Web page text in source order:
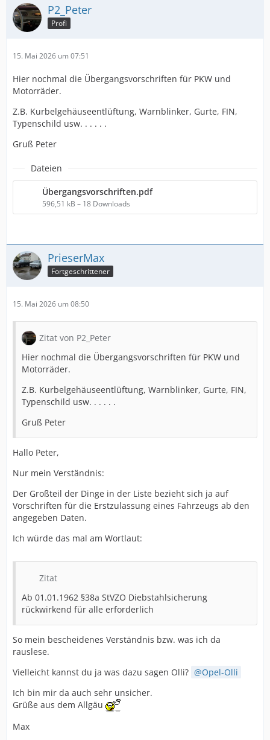
P2_Peter
Profi
15. Mai 2026 um 07:51
Hier nochmal die Übergangsvorschriften für PKW und
Motorräder.
Z.B. Kurbelgehäuseentlüftung, Warnblinker, Gurte, FIN,
Typenschild usw. . . . . .
Gruß Peter
Dateien
Übergangsvorschriften.pdf
596,51 kB – 18 Downloads
PrieserMax
Fortgeschrittener
15. Mai 2026 um 08:50
Zitat von P2_Peter
Hier nochmal die Übergangsvorschriften für PKW und
Motorräder.
Z.B. Kurbelgehäuseentlüftung, Warnblinker, Gurte, FIN,
Typenschild usw. . . . . .
Gruß Peter
Hallo Peter,
Nur mein Verständnis:
Der Großteil der Dinge in der Liste bezieht sich ja auf
Vorschriften für die Erstzulassung eines Fahrzeugs ab den
angegeben Daten.
Ich würde das mal am Wortlaut:
Zitat
Ab 01.01.1962 §38a StVZO Diebstahlsicherung
rückwirkend für alle erforderlich
So mein bescheidenes Verständnis bzw. was ich da
rauslese.
Vielleicht kannst du ja was dazu sagen Olli?
Opel-Olli
Ich bin mir da auch sehr unsicher.
Grüße aus dem Allgäu
Max